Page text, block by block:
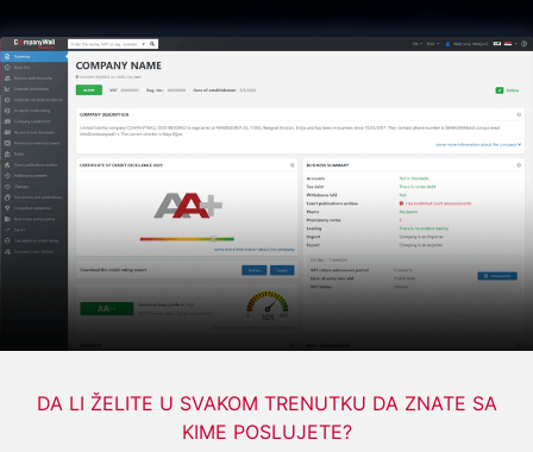
DA LI ŽELITE U SVAKOM TRENUTKU DA ZNATE SA
KIME POSLUJETE?